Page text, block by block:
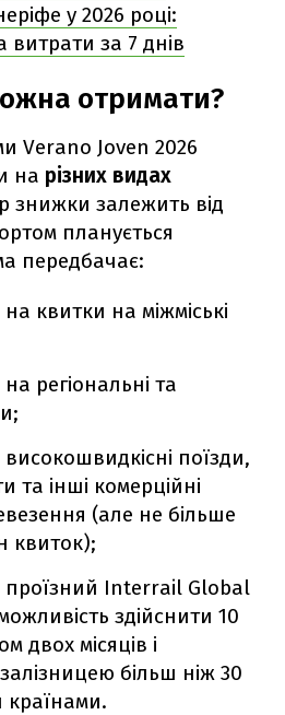
у 2026 році:
витрати за 7 днів
отримати?
Verano Joven 2026
на різних видах
знижки залежить від
планується
передбачає:
квитки на міжміські
регіональні та
поїзди,
та інші комерційні
(але не більше
квиток);
Interrail Global
здійснити 10
двох місяців і
більш ніж 30
країнами.